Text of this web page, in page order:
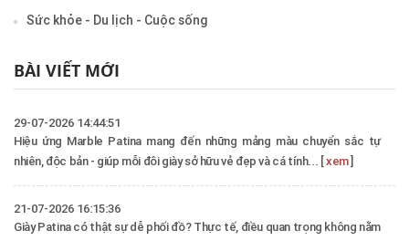
Sức khỏe - Du lịch - Cuộc sống
BÀI VIẾT MỚI
29-07-2026 14:44:51
Hiệu ứng Marble Patina mang đến những mảng màu chuyển sắc tự
nhiên, độc bản - giúp mỗi đôi giày sở hữu vẻ đẹp và cá tính... [xem]
21-07-2026 16:15:36
Giày Patina có thật sự dễ phối đồ? Thực tế, điều quan trọng không nằm